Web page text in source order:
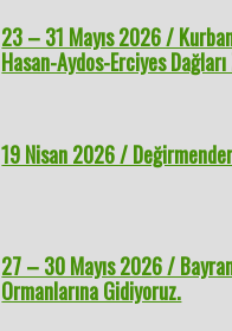
23 – 31 Mayıs 2026 /
Hasan-Aydos-Erciyes
19 Nisan 2026 /
27 – 30 Mayıs 2026 /
Ormanlarına Gidiyoruz.